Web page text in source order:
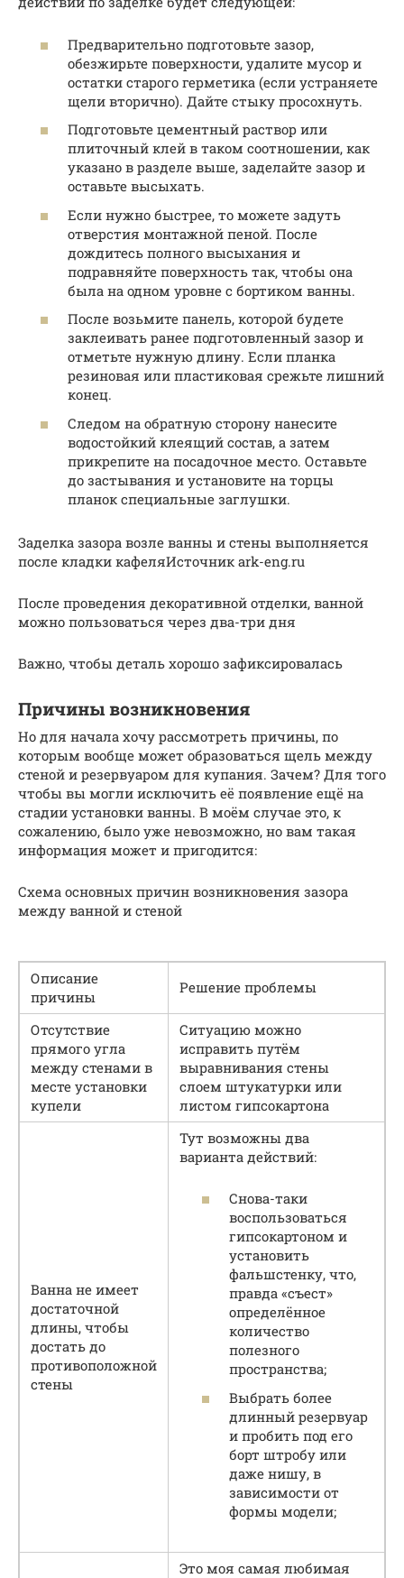
Предварительно подготовьте зазор,
обезжирьте поверхности, удалите мусор и
остатки старого герметика (если устраняете
щели вторично). Дайте стыку просохнуть.
Подготовьте цементный раствор или
плиточный клей в таком соотношении, как
указано в разделе выше, заделайте зазор и
оставьте высыхать.
Если нужно быстрее, то можете задуть
отверстия монтажной пеной. После
дождитесь полного высыхания и
подравняйте поверхность так, чтобы она
была на одном уровне с бортиком ванны.
После возьмите панель, которой будете
заклеивать ранее подготовленный зазор и
отметьте нужную длину. Если планка
резиновая или пластиковая срежьте лишний
конец.
Следом на обратную сторону нанесите
водостойкий клеящий состав, а затем
прикрепите на посадочное место. Оставьте
до застывания и установите на торцы
планок специальные заглушки.
Заделка зазора возле ванны и стены выполняется
после кладки кафеляИсточник ark-eng.ru
После проведения декоративной отделки, ванной
можно пользоваться через два-три дня
Важно, чтобы деталь хорошо зафиксировалась
Причины возникновения
Но для начала хочу рассмотреть причины, по
которым вообще может образоваться щель между
стеной и резервуаром для купания. Зачем? Для того
чтобы вы могли исключить её появление ещё на
стадии установки ванны. В моём случае это, к
сожалению, было уже невозможно, но вам такая
информация может и пригодится:
Схема основных причин возникновения зазора
между ванной и стеной
Описание
причины
Решение проблемы
Отсутствие
прямого угла
между стенами в
месте установки
купели
Ситуацию можно
исправить путём
выравнивания стены
слоем штукатурки или
листом гипсокартона
Ванна не имеет
достаточной
длины, чтобы
достать до
противоположной
стены
Тут возможны два
варианта действий:
Снова-таки
воспользоваться
гипсокартоном и
установить
фальшстенку, что,
правда «съест»
определённое
количество
полезного
пространства;
Выбрать более
длинный резервуар
и пробить под его
борт штробу или
даже нишу, в
зависимости от
формы модели;
Это моя самая любимая